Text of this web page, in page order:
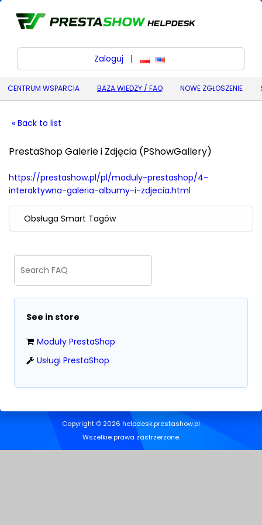
Zaloguj | polskiEnglish (United States)
CENTRUM WSPARCIA BAZA WIEDZY / FAQ NOWE ZGŁOSZENIE
« Back to list
PrestaShop Galerie i Zdjęcia (PShowGallery)
https://prestashow.pl/pl/moduly-prestashop/4-
interaktywna-galeria-albumy-i-zdjecia.html
Obsługa Smart Tagów
See in store
Moduły PrestaShop
Usługi PrestaShop
Copyright © 2026 helpdesk.prestashow.pl
Wszelkie prawa zastrzerzone.